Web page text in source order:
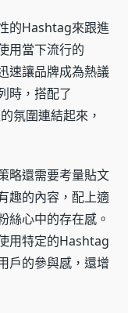
的Hashtag來跟進
用當下流行的
速讓品牌成為熱議
時，搭配了
氛圍連結起來，
略還需要考量貼文
趣的內容，配上適
絲心中的存在感。
用特定的Hashtag
戶的參與感，還增